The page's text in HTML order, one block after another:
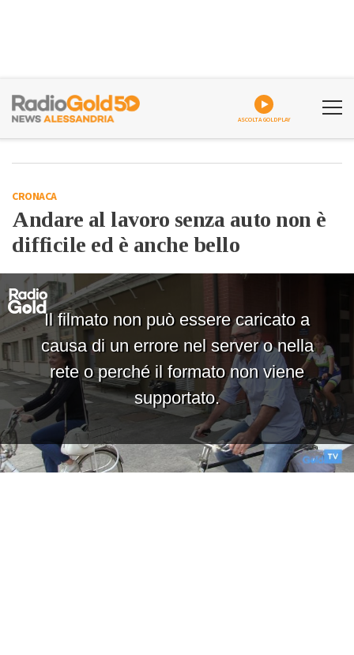
ASCOLTA GOLDPLAY
CRONACA
Andare al lavoro senza auto non è
difficile ed è anche bello